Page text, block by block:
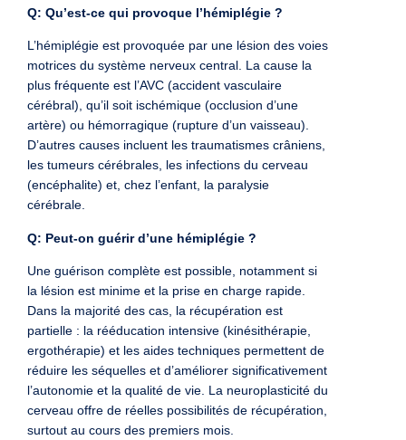
Q: Qu’est-ce qui provoque l’hémiplégie ?
L’hémiplégie est provoquée par une lésion des voies
motrices du système nerveux central. La cause la
plus fréquente est l’AVC (accident vasculaire
cérébral), qu’il soit ischémique (occlusion d’une
artère) ou hémorragique (rupture d’un vaisseau).
D’autres causes incluent les traumatismes crâniens,
les tumeurs cérébrales, les infections du cerveau
(encéphalite) et, chez l’enfant, la paralysie
cérébrale.
Q: Peut-on guérir d’une hémiplégie ?
Une guérison complète est possible, notamment si
la lésion est minime et la prise en charge rapide.
Dans la majorité des cas, la récupération est
partielle : la rééducation intensive (kinésithérapie,
ergothérapie) et les aides techniques permettent de
réduire les séquelles et d’améliorer significativement
l’autonomie et la qualité de vie. La neuroplasticité du
cerveau offre de réelles possibilités de récupération,
surtout au cours des premiers mois.